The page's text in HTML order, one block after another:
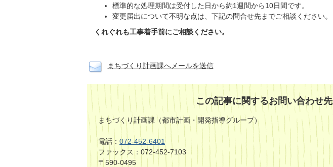
標準的な処理期間は受付した日から約1週間から10日間です。
変更届出について不明な点は、下記の問合せ先までご相談ください。
くれぐれも工事着手前にご相談ください。
まちづくり計画課へメールを送信
この記事に関するお問い合わせ先
まちづくり計画課（都市計画・開発指導グループ）
電話： 072-452-6401
ファックス：072-452-7103
〒590-0495